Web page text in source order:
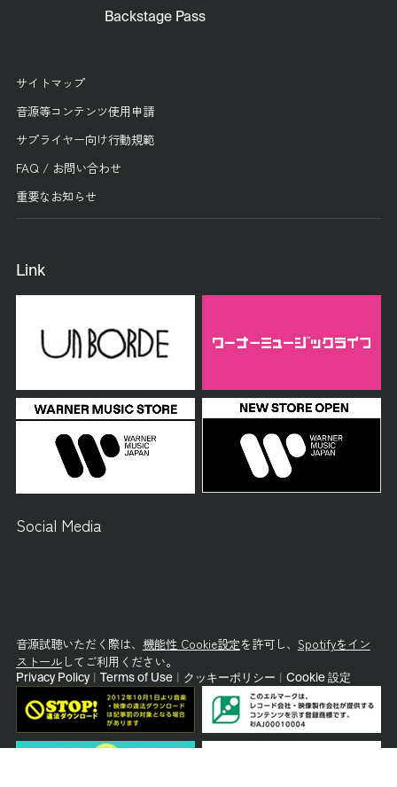
Backstage Pass
サイトマップ
音源等コンテンツ使用申請
サプライヤー向け行動規範
FAQ / お問い合わせ
重要なお知らせ
Link
Social Media
音源試聴いただく際は、 機能性 Cookie設定を許可し、 Spotifyをイン
ストールしてご利用ください。
Privacy Policy Terms of Use クッキーポリシー Cookie 設定